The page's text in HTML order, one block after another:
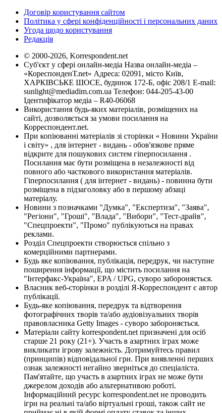
Договір користування сайтом
Політика у сфері конфіденційності і персональних даних
Угода щодо користування
Редакція
© 2000-2026, Korrespondent.net
Суб'єкт у сфері онлайн-медіа Назва онлайн-медіа –
«КореспонденТ.net» Адреса: 02091, місто Київ,
ХАРКІВСЬКЕ ШОСЕ, будинок 172-Б, офіс 208/1 E-mail:
sunlight@mediadim.com.ua Телефон: 044-205-43-00
Ідентифікатор медіа – R40-06068
Використання будь-яких матеріалів, розміщених на
сайті, дозволяється за умови посилання на
Корреспондент.net.
При копіюванні матеріалів зі сторінки « Новини України
і світу» , для інтернет - видань - обов'язкове пряме
відкрите для пошукових систем гіперпосилання .
Посилання має бути розміщена в незалежності від
повного або часткового використання матеріалів.
Гіперпосилання ( для інтернет - видань) - повинна бути
розміщена в підзаголовку або в першому абзаці
матеріалу.
Новини з позначками "Думка", "Експертиза", "Заява",
"Регіони", "Гроші", "Влада", "Вибори", "Тест-драйв",
"Спецпроекти", "Промо" публікуються на правах
реклами.
Розділ Спецпроекти створюється спільно з
комерційними партнерами.
Будь яке копіювання, публікація, передрук, чи наступне
поширення інформації, що містить посилання на
"Інтерфакс-Україна", EPA / UPG, суворо забороняється.
Власник веб-сторінки в розділі Я-Корреспондент є автор
публікації.
Будь-яке копіювання, передрук та відтворення
фотографічних творів та/або аудіовізуальних творів
правовласника Getty Images - суворо забороняється.
Матеріали сайту korrespondent.net призначені для осіб
старше 21 року (21+). Участь в азартних іграх може
викликати ігрову залежність. Дотримуйтесь правил
(принципів) відповідальної гри. При виявленні перших
ознак залежності негайно зверніться до спеціаліста.
Пам'ятайте, що участь в азартних іграх не може бути
джерелом доходів або альтернативою роботі.
Інформаційний ресурс korrespondent.net не проводить
ігри на реальні та/або віртуальні гроші, також сайт не